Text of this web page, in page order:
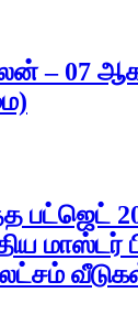
– 07
பட்ஜெட்
மாஸ்டர்